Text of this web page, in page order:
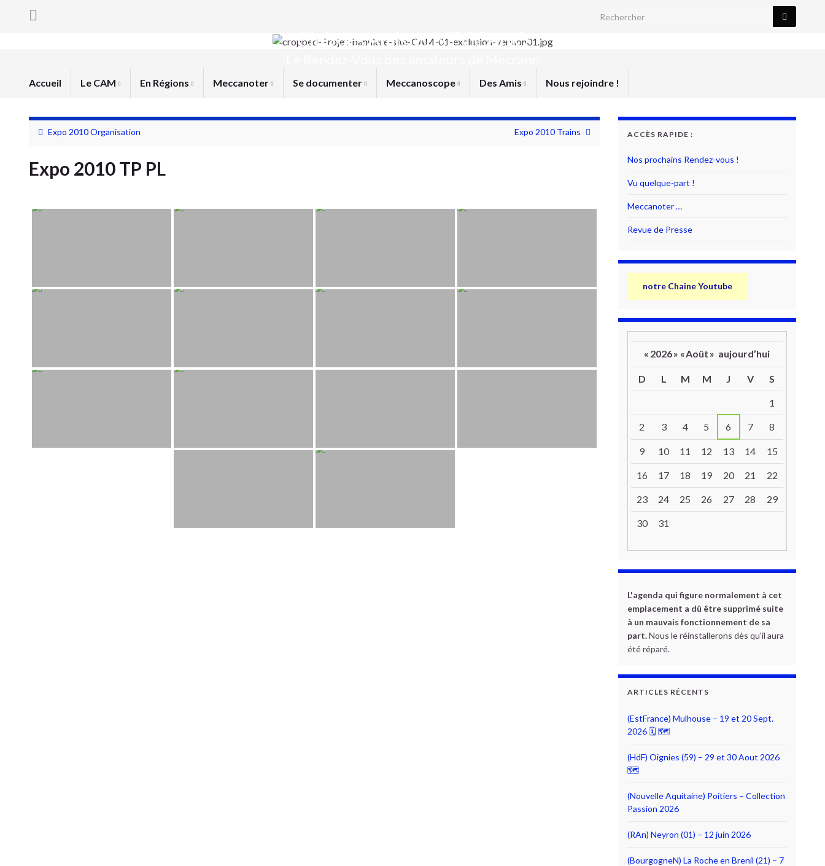
Search for:
Club des Amis du MECCANO
Accueil Le CAM En Régions Meccanoter Se documenter Meccanoscope Des Amis Nous rejoindre !
Expo 2010 Organisation Expo 2010 Trains
Expo 2010 TP PL
ACCÈS RAPIDE :
Nos prochains Rendez-vous !
Vu quelque-part !
Meccanoter …
Revue de Presse
notre Chaine Youtube
« 2026» «Août » aujourd’hui
D L M M J V S
1
2 3 4 5 6 7 8
9 10 11 12 13 14 15
16 17 18 19 20 21 22
23 24 25 26 27 28 29
30 31
L'agenda qui figure normalement à cet
emplacement a dû être supprimé suite
à un mauvais fonctionnement de sa
part.Nous le réinstallerons dès qu'il aura
été réparé.
ARTICLES RÉCENTS
(EstFrance) Mulhouse – 19 et 20 Sept.
2026 🗓 🗺
(HdF) Oignies (59) – 29 et 30 Aout 2026
🗺
(Nouvelle Aquitaine) Poitiers – Collection
Passion 2026
(RAn) Neyron (01) – 12 juin 2026
(BourgogneN) La Roche en Brenil (21) – 7